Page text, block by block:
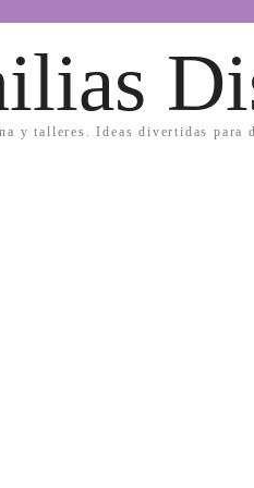
y talleres. Ideas divertidas para